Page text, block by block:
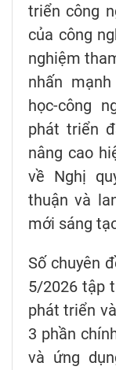
triển công
của công
nghiệm
nhấn
học-công
phát triển
nâng cao
về Nghị
thuận và
mới sáng
Số chuyên
5/2026 tập
phát triển
3 phần
và ứng